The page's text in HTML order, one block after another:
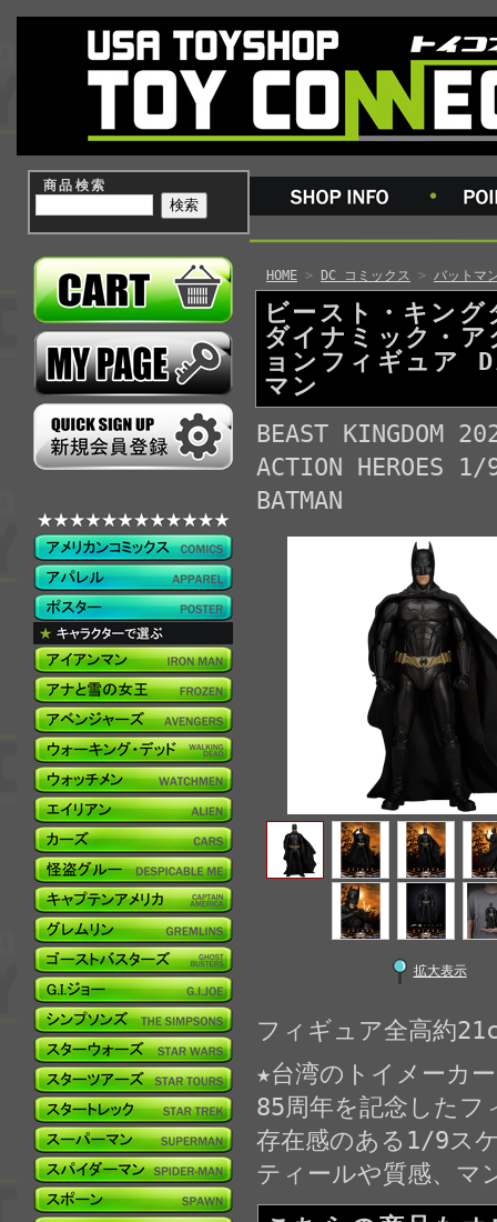
商品検索
HOME > DC コミックス > バットマ
ビースト・キン
ダイナミック・
ョンフィギュア
マン
BEAST KINGDOM
ACTION HEROES
BATMAN
拡大表示
フィギュア全高約
★台湾のトイメーカ
85周年を記念した
存在感のある1/9ス
ティールや質感、マ